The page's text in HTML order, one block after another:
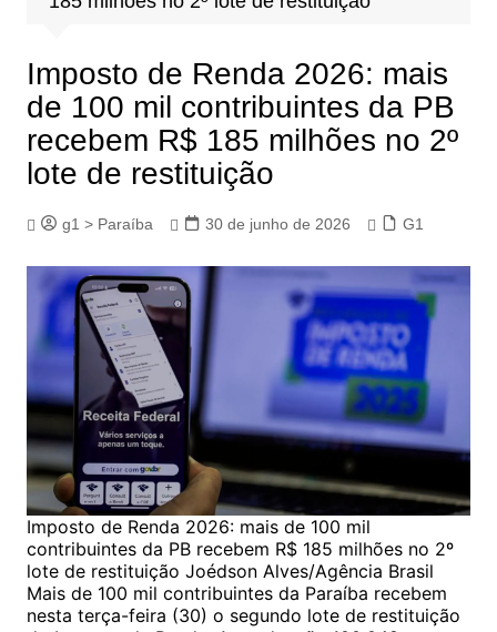
Imposto de Renda 2026: mais
de 100 mil contribuintes da PB
recebem R$ 185 milhões no 2º
lote de restituição
g1 > Paraíba 30 de junho de 2026 G1
Imposto de Renda 2026: mais de 100 mil
contribuintes da PB recebem R$ 185 milhões no 2º
lote de restituição Joédson Alves/Agência Brasil
Mais de 100 mil contribuintes da Paraíba recebem
nesta terça-feira (30) o segundo lote de restituição